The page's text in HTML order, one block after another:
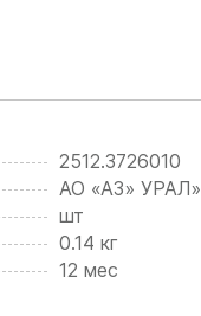
2512.3726010
АО «АЗ» УРАЛ»
шт
0.14 кг
12 мес